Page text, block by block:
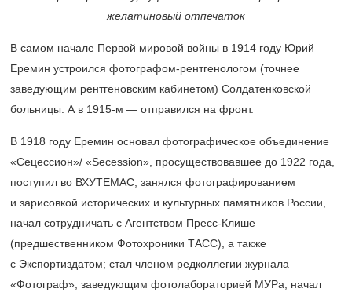
желатиновый отпечаток
В самом начале Первой мировой войны в 1914 году Юрий
Еремин устроился фотографом-рентгенологом (точнее
заведующим рентгеновским кабинетом) Солдатенковской
больницы. А в 1915-м — отправился на фронт.
В 1918 году Еремин основал фотографическое объединение
«Сецессион»/ «Secession», просуществовавшее до 1922 года,
поступил во ВХУТЕМАС, занялся фотографированием
и зарисовкой исторических и культурных памятников России,
начал сотрудничать с Агентством Пресс-Клише
(предшественником Фотохроники ТАСС), а также
с Экспортиздатом; стал членом редколлегии журнала
«Фотограф», заведующим фотолабораторией МУРа; начал